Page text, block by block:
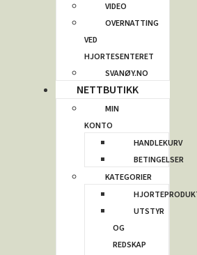
VIDEO
OVERNATTING
VED
HJORTESENTERET
SVANØY.NO
NETTBUTIKK
MIN
KONTO
HANDLEKURV
BETINGELSER
KATEGORIER
UTSTYR
OG
REDSKAP